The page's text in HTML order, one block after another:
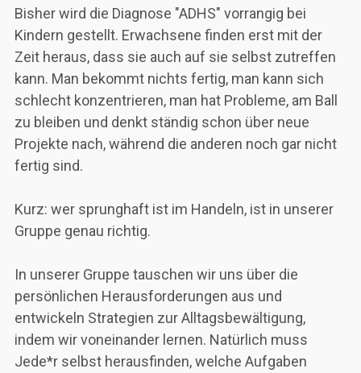
Bisher wird die Diagnose "ADHS" vorrangig bei
Kindern gestellt. Erwachsene finden erst mit der
Zeit heraus, dass sie auch auf sie selbst zutreffen
kann. Man bekommt nichts fertig, man kann sich
schlecht konzentrieren, man hat Probleme, am Ball
zu bleiben und denkt ständig schon über neue
Projekte nach, während die anderen noch gar nicht
fertig sind.
Kurz: wer sprunghaft ist im Handeln, ist in unserer
Gruppe genau richtig.
In unserer Gruppe tauschen wir uns über die
persönlichen Herausforderungen aus und
entwickeln Strategien zur Alltagsbewältigung,
indem wir voneinander lernen. Natürlich muss
Jede*r selbst herausfinden, welche Aufgaben